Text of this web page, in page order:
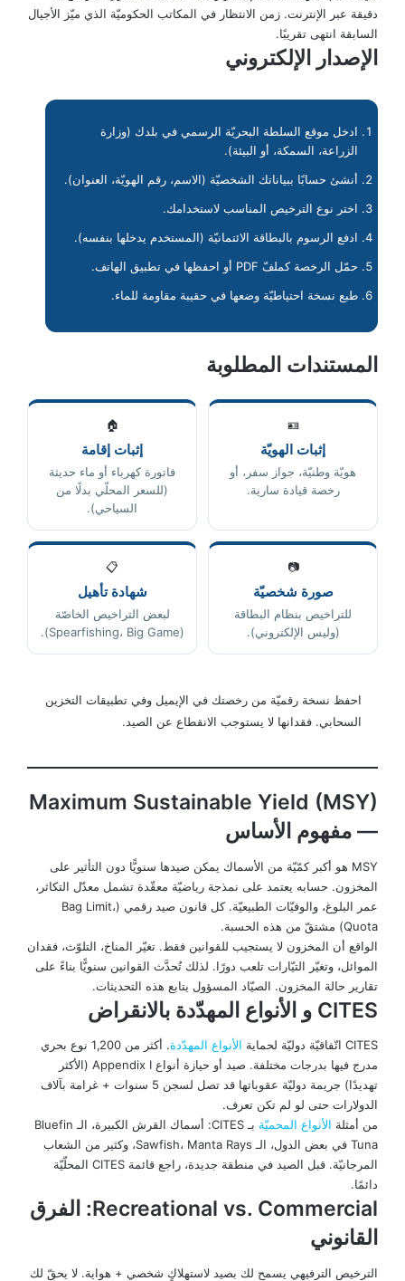
دقيقة عبر الإنترنت. زمن الانتظار في المكاتب الحكوميّة الذي ميّز الأجيال
السابقة انتهى تقريبًا.
الإصدار الإلكتروني
ادخل موقع السلطة البحريّة الرسمي في بلدك (وزارة
الزراعة، السمكة، أو البيئة).
أنشئ حسابًا ببياناتك الشخصيّة (الاسم، رقم الهويّة، العنوان).
اختر نوع الترخيص المناسب لاستخدامك.
ادفع الرسوم بالبطاقة الائتمانيّة (المستخدم يدخلها بنفسه).
حمّل الرخصة كملفّ PDF أو احفظها في تطبيق الهاتف.
طبع نسخة احتياطيّة وضعها في حقيبة مقاومة للماء.
المستندات المطلوبة
🪪
إثبات الهويّة
هويّة وطنيّة، جواز سفر، أو
رخصة قيادة سارية.
🏠
إثبات إقامة
فاتورة كهرباء أو ماء حديثة
(للسعر المحلّي بدلًا من
السياحي).
📷
صورة شخصيّة
للتراخيص بنظام البطاقة
(وليس الإلكتروني).
📋
شهادة تأهيل
لبعض التراخيص الخاصّة
(Spearfishing، Big Game).
احفظ نسخة رقميّة من رخصتك في الإيميل وفي تطبيقات التخزين
السحابي. فقدانها لا يستوجب الانقطاع عن الصيد.
Maximum Sustainable Yield (MSY)
— مفهوم الأساس
MSY هو أكبر كمّيّة من الأسماك يمكن صيدها سنويًّا دون التأثير على
المخزون. حسابه يعتمد على نمذجة رياضيّة معقّدة تشمل معدّل التكاثر،
عمر البلوغ، والوفيّات الطبيعيّة. كل قانون صيد رقمي (Bag Limit،
Quota) مشتقّ من هذه الحسبة.
الواقع أن المخزون لا يستجيب للقوانين فقط. تغيّر المناخ، التلوّث، فقدان
الموائل، وتغيّر التيّارات تلعب دورًا. لذلك تُحدَّث القوانين سنويًّا بناءً على
تقارير حالة المخزون. الصيّاد المسؤول يتابع هذه التحديثات.
CITES و الأنواع المهدّدة بالانقراض
CITES اتّفاقيّة دوليّة لحماية الأنواع المهدّدة
. أكثر من 1,200 نوع بحري
مدرج فيها بدرجات مختلفة. صيد أو حيازة أنواع Appendix I (الأكثر
تهديدًا) جريمة دوليّة عقوباتها قد تصل لسجن 5 سنوات + غرامة بآلاف
الدولارات حتى لو لم تكن تعرف.
من أمثلة الأنواع المحميّة
بـ CITES: أسماك القرش الكبيرة، الـ Bluefin
Tuna في بعض الدول، الـ Sawfish، Manta Rays، وكثير من الشعاب
المرجانيّة. قبل الصيد في منطقة جديدة، راجع قائمة CITES المحلّيّة
دائمًا.
Recreational vs. Commercial: الفرق
القانوني
الترخيص الترفيهي يسمح لك بصيد لاستهلاكٍ شخصي + هواية. لا يحقّ لك